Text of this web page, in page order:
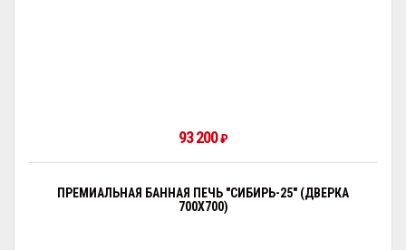
93 200₽
ПРЕМИАЛЬНАЯ БАННАЯ ПЕЧЬ "СИБИРЬ-25" (ДВЕРКА
700Х700)